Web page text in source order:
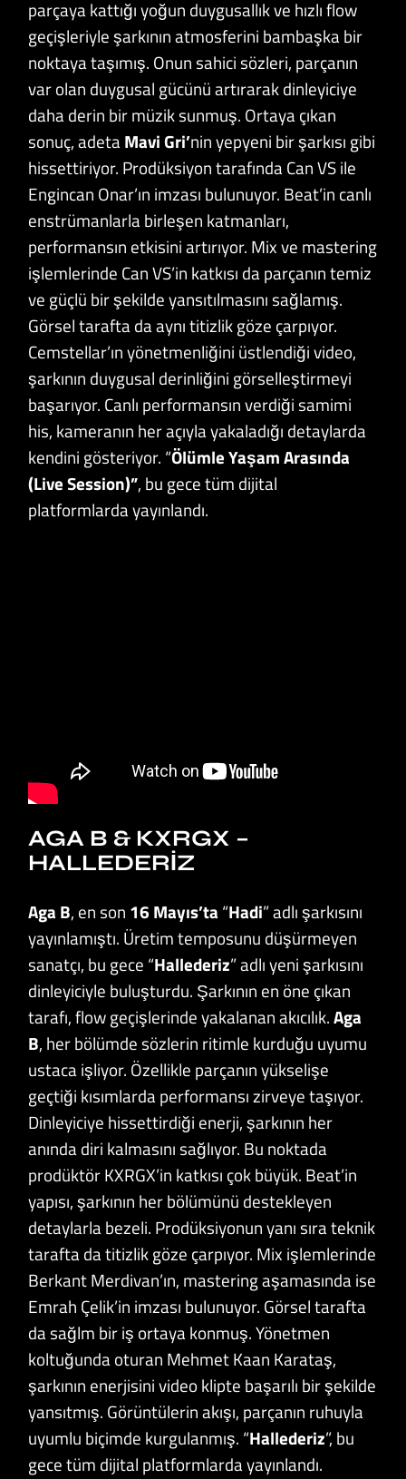
parçaya kattığı yoğun duygusallık ve hızlı flow
geçişleriyle şarkının atmosferini bambaşka bir
noktaya taşımış. Onun sahici sözleri, parçanın
var olan duygusal gücünü artırarak dinleyiciye
daha derin bir müzik sunmuş. Ortaya çıkan
sonuç, adetaMavi Gri’nin yepyeni bir şarkısı gibi
hissettiriyor. Prodüksiyon tarafında Can VS ile
Engincan Onar’ın imzası bulunuyor. Beat’in canlı
enstrümanlarla birleşen katmanları,
performansın etkisini artırıyor. Mix ve mastering
işlemlerinde Can VS’in katkısı da parçanın temiz
ve güçlü bir şekilde yansıtılmasını sağlamış.
Görsel tarafta da aynı titizlik göze çarpıyor.
Cemstellar’ın yönetmenliğini üstlendiği video,
şarkının duygusal derinliğini görselleştirmeyi
başarıyor. Canlı performansın verdiği samimi
his, kameranın her açıyla yakaladığı detaylarda
kendini gösteriyor. “Ölümle Yaşam Arasında
(Live Session)”, bu gece tüm dijital
platformlarda yayınlandı.
AGA B & KXRGX –
HALLEDERIZ
Aga B, en son 16 Mayıs’ta “Hadi”adlı şarkısını
yayınlamıştı. Üretim temposunu düşürmeyen
sanatçı, bu gece “Hallederiz” adlı yeni şarkısını
dinleyiciyle buluşturdu. Şarkının en öne çıkan
tarafı, flow geçişlerinde yakalanan akıcılık.Aga
B, her bölümde sözlerin ritimle kurduğu uyumu
ustaca işliyor. Özellikle parçanın yükselişe
geçtiği kısımlarda performansı zirveye taşıyor.
Dinleyiciye hissettirdiği enerji, şarkının her
anında diri kalmasını sağlıyor. Bu noktada
prodüktör KXRGX’in katkısı çok büyük. Beat’in
yapısı, şarkının her bölümünü destekleyen
detaylarla bezeli. Prodüksiyonun yanı sıra teknik
tarafta da titizlik göze çarpıyor. Mix işlemlerinde
Berkant Merdivan’ın, mastering aşamasında ise
Emrah Çelik’in imzası bulunuyor. Görsel tarafta
da sağlm bir iş ortaya konmuş. Yönetmen
koltuğunda oturan Mehmet Kaan Karataş,
şarkının enerjisini video klipte başarılı bir şekilde
yansıtmış. Görüntülerin akışı, parçanın ruhuyla
uyumlu biçimde kurgulanmış. “Hallederiz”, bu
gece tüm dijital platformlarda yayınlandı.